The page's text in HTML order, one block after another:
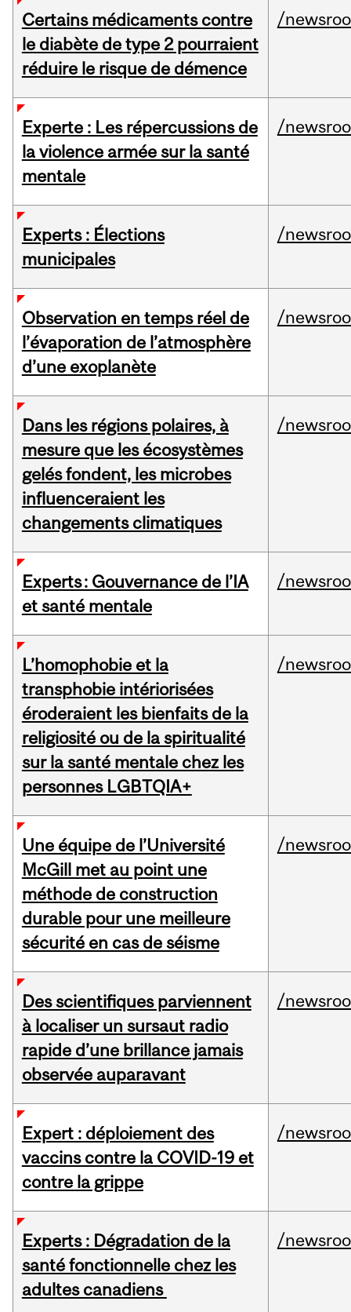
Certains médicaments contre
le diabète de type 2 pourraient
réduire le risque de démence
/
Experte : Les répercussions de
la violence armée sur la santé
mentale
/
Experts : Élections
municipales
/
Observation en temps réel de
l’évaporation de l’atmosphère
d’une exoplanète
/
Dans les régions polaires, à
mesure que les écosystèmes
gelés fondent, les microbes
influenceraient les
changements climatiques
/
Experts : Gouvernance de l’IA
et santé mentale
/
L’homophobie et la
transphobie intériorisées
éroderaient les bienfaits de la
religiosité ou de la spiritualité
sur la santé mentale chez les
personnes LGBTQIA+
/
Une équipe de l’Université
McGill met au point une
méthode de construction
durable pour une meilleure
sécurité en cas de séisme
/
Des scientifiques parviennent
à localiser un sursaut radio
rapide d’une brillance jamais
observée auparavant
/
Expert : déploiement des
vaccins contre la COVID-19 et
contre la grippe
/
Experts : Dégradation de la
santé fonctionnelle chez les
adultes canadiens
/